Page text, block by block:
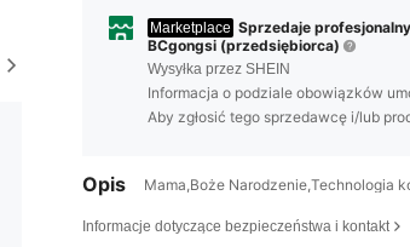
Marketplace Sprzedaje
BCgongsi (przedsiębiorca)
Wysyłka przez SHEIN
Informacja o podziale obowiązków
Aby zgłosić tego sprzedawcę i/lub
Opis Mama,Boże Narodzenie,Technologia
Informacje dotyczące bezpieczeństwa i kontakt
4,81 381 2.9K